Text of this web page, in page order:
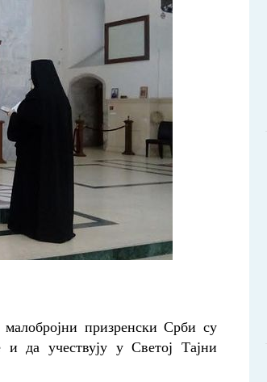
призренски Срби су
да учествују у Светој Тајни